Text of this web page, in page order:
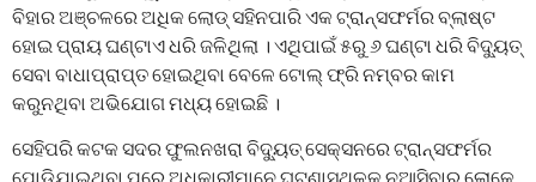
ବିହାର ଅଞ୍ଚଳରେ ଅଧିକ ଲୋଡ୍ ସହିନପାରି ଏକ ଟ୍ରାନ୍ସଫର୍ମର ବ୍ଲାଷ୍ଟ
ହୋଇ ପ୍ରାୟ ଘଣ୍ଟାଏ ଧରି ଜଳିଥିଲା । ଏଥିପାଇଁ ୫ରୁ ୬ ଘଣ୍ଟା ଧରି ବିଦ୍ୟୁତ୍
ସେବା ବାଧାପ୍ରାପ୍ତ ହୋଇଥିବା ବେଳେ ଟୋଲ୍ ଫ୍ରି ନମ୍ବର କାମ
କରୁନଥିବା ଅଭିଯୋଗ ମଧ୍ୟ ହୋଇଛି ।
ସେହିପରି କଟକ ସଦର ଫୁଲନଖରା ବିଦ୍ୟୁତ୍ ସେକ୍ସନରେ ଟ୍ରାନ୍ସଫର୍ମର
ପୋଡ଼ିଯାଇଥିବା ପରେ ଅଧିକାରୀମାନେ ଘଟଣାସ୍ଥଳକୁ ନଆସିବାରୁ ଲୋକେ